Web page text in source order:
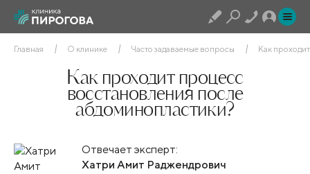
Главная О клинике Часто задаваемые вопросы Как
Как проходит процесс
восстановления после
абдоминопластики?
Отвечает эксперт:
Хатри Амит Раджендрович